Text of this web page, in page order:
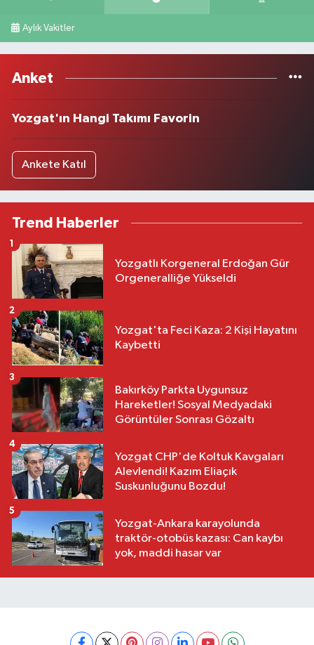
Aylık Vakitler
Anket
Yozgat'ın Hangi Takımı Favorin
Ankete Katıl
Trend Haberler
Yozgatlı Korgeneral Erdoğan Gür
Orgeneralliğe Yükseldi
1
Yozgat'ta Feci Kaza: 2 Kişi Hayatını
Kaybetti
2
Bakırköy Parkta Uygunsuz
Hareketler! Sosyal Medyadaki
Görüntüler Sonrası Gözaltı
3
Yozgat CHP'de Koltuk Kavgaları
Alevlendi! Kazım Eliaçık
Suskunluğunu Bozdu!
4
Yozgat-Ankara karayolunda
traktör-otobüs kazası: Can kaybı
yok, maddi hasar var
5